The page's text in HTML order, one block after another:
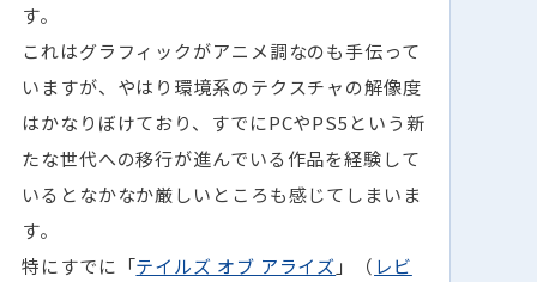
す。
これはグラフィックがアニメ調なのも手伝って
いますが、やはり環境系のテクスチャの解像度
はかなりぼけており、すでにPCやPS5という新
たな世代への移行が進んでいる作品を経験して
いるとなかなか厳しいところも感じてしまいま
す。
特にすでに「テイルズ オブ アライズ 」（ レビ